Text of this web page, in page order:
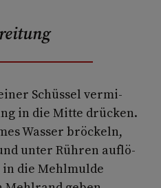
Schüssel vermi­
in die Mitte drücken.
Wasser bröckeln,
unter Rühren auflö­
die Mehlmulde